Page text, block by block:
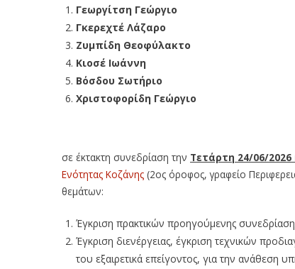
Γεωργίτση Γεώργιο
Γκερεχτέ Λάζαρο
Ζυμπίδη Θεοφύλακτο
Κιοσέ Ιωάννη
Βόσδου Σωτήριο
Χριστοφορίδη Γεώργιο
σε έκτακτη συνεδρίαση την Τετάρτη 24/06/
Ενότητας Κοζάνης (2ος όροφος, γραφείο
θεμάτων:
Έγκριση πρακτικών προηγούμενης
Έγκριση διενέργειας, έγκριση τεχνικών
του εξαιρετικά επείγοντος, για την ανάθεση